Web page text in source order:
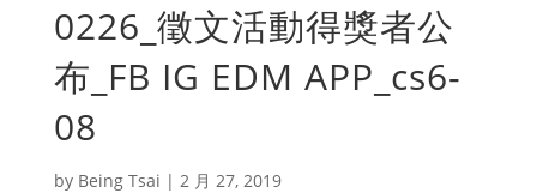
0226_徵文活動得獎者公
布_FB IG EDM APP_cs6-
08
by Being Tsai | 2 月 27, 2019